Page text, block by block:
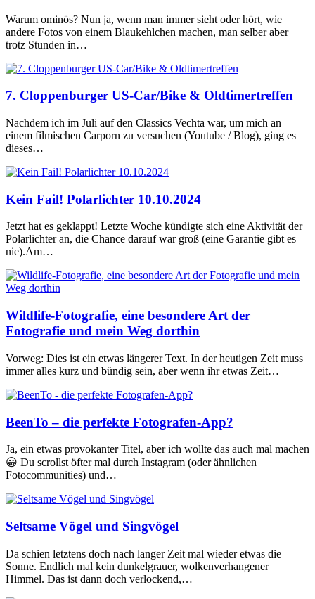
Warum ominös? Nun ja, wenn man immer sieht oder hört, wie
andere Fotos von einem Blaukehlchen machen, man selber aber
trotz Stunden in…
7. Cloppenburger US-Car/Bike & Oldtimertreffen
Nachdem ich im Juli auf den Classics Vechta war, um mich an
einem filmischen Carporn zu versuchen (Youtube / Blog), ging es
dieses…
Kein Fail! Polarlichter 10.10.2024
Jetzt hat es geklappt! Letzte Woche kündigte sich eine Aktivität der
Polarlichter an, die Chance darauf war groß (eine Garantie gibt es
nie).Am…
Wildlife-Fotografie, eine besondere Art der
Fotografie und mein Weg dorthin
Vorweg: Dies ist ein etwas längerer Text. In der heutigen Zeit muss
immer alles kurz und bündig sein, aber wenn ihr etwas Zeit…
BeenTo – die perfekte Fotografen-App?
Ja, ein etwas provokanter Titel, aber ich wollte das auch mal machen
😀 Du scrollst öfter mal durch Instagram (oder ähnlichen
Fotocommunities) und…
Seltsame Vögel und Singvögel
Da schien letztens doch nach langer Zeit mal wieder etwas die
Sonne. Endlich mal kein dunkelgrauer, wolkenverhangener
Himmel. Das ist dann doch verlockend,…